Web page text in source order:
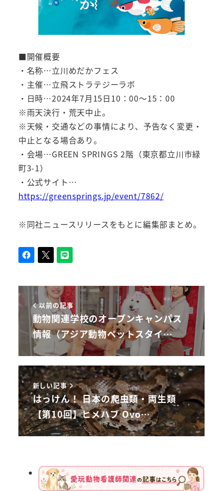
■開催概要
・名称…立川めだかフェス
・主催…立飛ストラテジーラボ
・日時…2024年7月15日10：00～15：00
※雨天決行・荒天中止。
※天候・交通などの事情により、予告なく変更・
中止となる場合あり。
・会場…GREEN SPRINGS 2階（東京都立川市緑
町3-1）
・公式サイト…
https://greensprings.jp/event/7862/
※同社ニュースリリースをもとに編集部まとめ。
以前の記事
動物関連学校のオープンキャンパス
情報（アジア動物ペットスタイ…
新しい記事
はっけん！ 日本の爬虫類・両生類
【第10回】ヒメハブ Ovo…